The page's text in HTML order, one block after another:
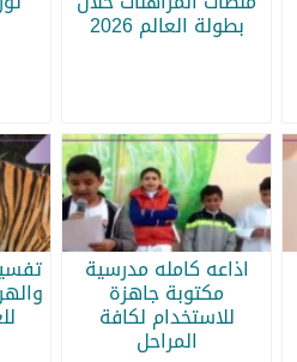
بطولة العالم 2026
اذاعه كامله مدرسية
مكتوبة جاهزة
للاستخدام لكافة
المراحل